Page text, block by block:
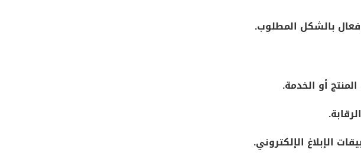
بالشكل المطلوب.
أو الخدمة.
الإبلاغ الإلكتروني.